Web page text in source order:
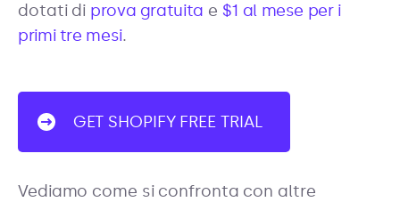
dotati di prova gratuita e $1 al mese per i
primi tre mesi.
GET SHOPIFY FREE TRIAL
Vediamo come si confronta con altre